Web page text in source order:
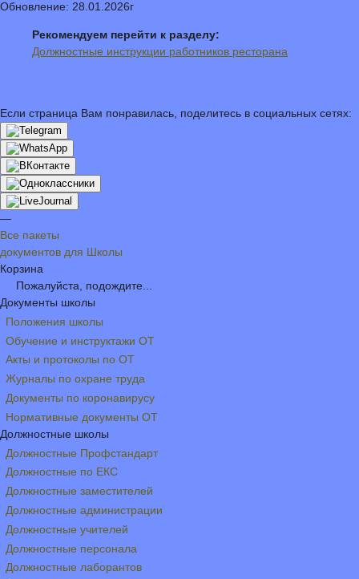
Обновление: 28.01.2026г
Рекомендуем перейти к разделу:
Должностные инструкции работников ресторана
Если страница Вам понравилась, поделитесь в социальных сетях:
—
Все пакеты
документов для Школы
Корзина
Пожалуйста, подождите...
Документы школы
Положения школы
Обучение и инструктажи ОТ
Акты и протоколы по ОТ
Журналы по охране труда
Документы по коронавирусу
Нормативные документы ОТ
Должностные школы
Должностные Профстандарт
Должностные по ЕКС
Должностные заместителей
Должностные администрации
Должностные учителей
Должностные персонала
Должностные лаборантов